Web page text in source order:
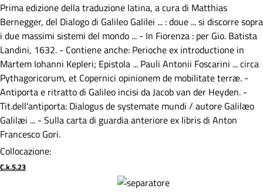
Prima edizione della traduzione latina, a cura di Matthias
Bernegger, del Dialogo di Galileo Galilei ... : doue ... si discorre sopra
i due massimi sistemi del mondo ... - In Fiorenza : per Gio. Batista
Landini, 1632. - Contiene anche: Perioche ex introductione in
Martem Iohanni Kepleri; Epistola ... Pauli Antonii Foscarini ... circa
Pythagoricorum, et Copernici opinionem de mobilitate terræ. -
Antiporta e ritratto di Galileo incisi da Jacob van der Heyden. -
Tit.dell'antiporta: Dialogus de systemate mundi / autore Galilæo
Galilæi ... - Sulla carta di guardia anteriore ex libris di Anton
Francesco Gori.
Collocazione:
C.k.5.23